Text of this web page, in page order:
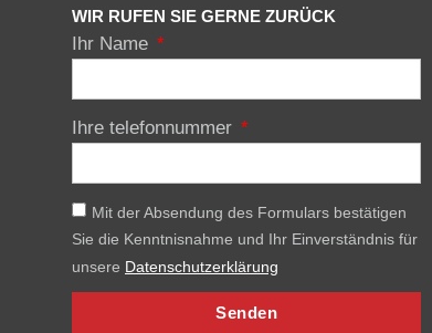
WIR RUFEN SIE GERNE ZURÜCK
Ihr Name
Ihre telefonnummer
Mit der Absendung des Formulars bestätigen
Sie die Kenntnisnahme und Ihr Einverständnis für
unsere Datenschutzerklärung
Senden